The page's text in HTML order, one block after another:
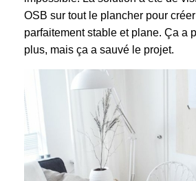
OSB sur tout le plancher pour
parfaitement stable et plane. Ça a
plus, mais ça a sauvé le projet.